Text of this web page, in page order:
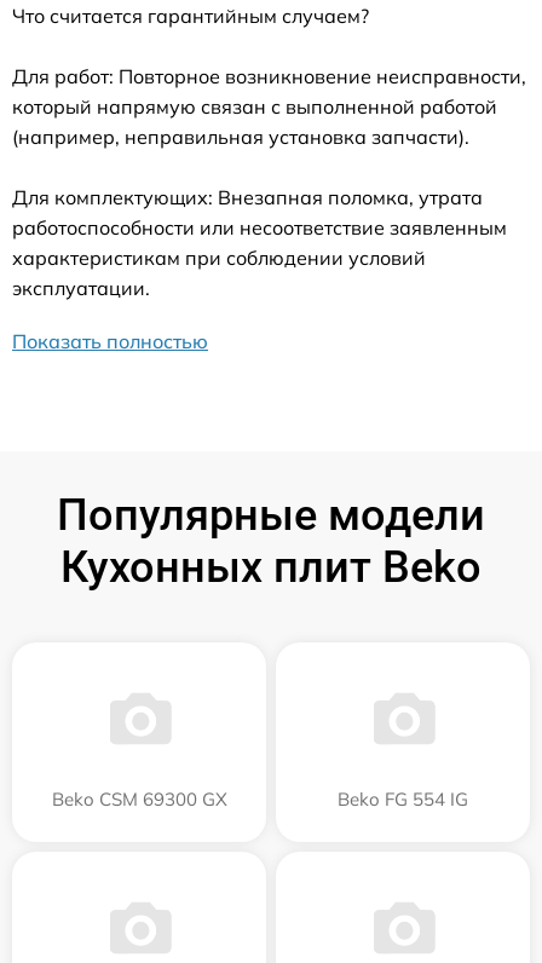
Что считается гарантийным случаем?
Для работ: Повторное возникновение неисправности,
который напрямую связан с выполненной работой
(например, неправильная установка запчасти).
Для комплектующих: Внезапная поломка, утрата
работоспособности или несоответствие заявленным
характеристикам при соблюдении условий
эксплуатации.
Показать полностью
Популярные модели
Кухонных плит Beko
Beko CSM 69300 GX Beko FG 554 IG